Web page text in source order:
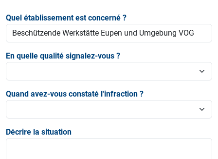
Quel établissement est concerné ?
En quelle qualité signalez-vous ?
Quand avez-vous constaté l'infraction ?
Décrire la situation